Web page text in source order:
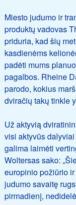
Miesto judumo ir
produktų vadovas
priduria, kad šių
kasdienėms
padėti mums
pagalbos. Rheine
parodo, kokius
dviračių takų tinkle
Už aktyvią
visi aktyvūs
galima laimėti
Woltersas sako:
europinio požiūrio
judumo savaitę
pirmadienį,